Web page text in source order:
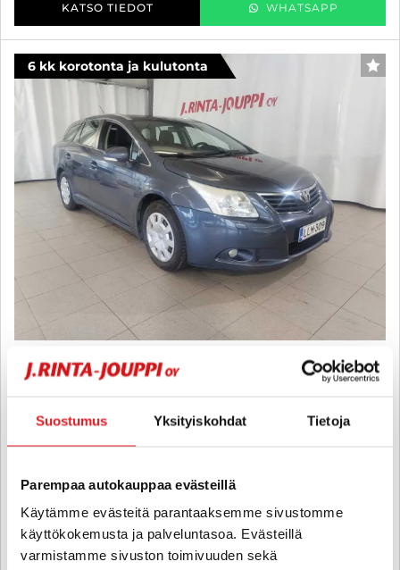
Suostumus Yksityiskohdat Tietoja
Parempaa autokauppaa evästeillä
Käytämme evästeitä parantaaksemme sivustomme
käyttökokemusta ja palveluntasoa. Evästeillä
varmistamme sivuston toimivuuden sekä
KATSO TIEDOT WHATSAPP
6 kk korotonta ja kulutonta
Toyota Avensis
1,6 Valvematic Linea Terra Wagon - 6 kk korotonta ja kulutonta
Ilmastointi, Isofix.
2010 , Manuaali, Bensiini, 241 000 km
7 480 €
alk. 125 € / kk
KATSO TIEDOT WHATSAPP